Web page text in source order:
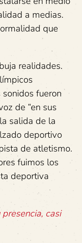
a medias.
que
realidades.
fueron
de “en sus
salida de la
deportivo
de atletismo.
fuimos los
deportiva
casi